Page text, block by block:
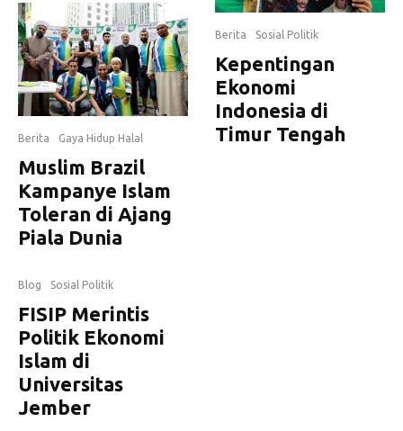
Berita Gaya Hidup Halal
Muslim Brazil
Kampanye Islam
Toleran di Ajang
Piala Dunia
Blog Sosial Politik
FISIP Merintis
Politik Ekonomi
Islam di
Universitas
Jember
Berita Sosial Politik
Kepentingan
Ekonomi
Indonesia di
Timur Tengah